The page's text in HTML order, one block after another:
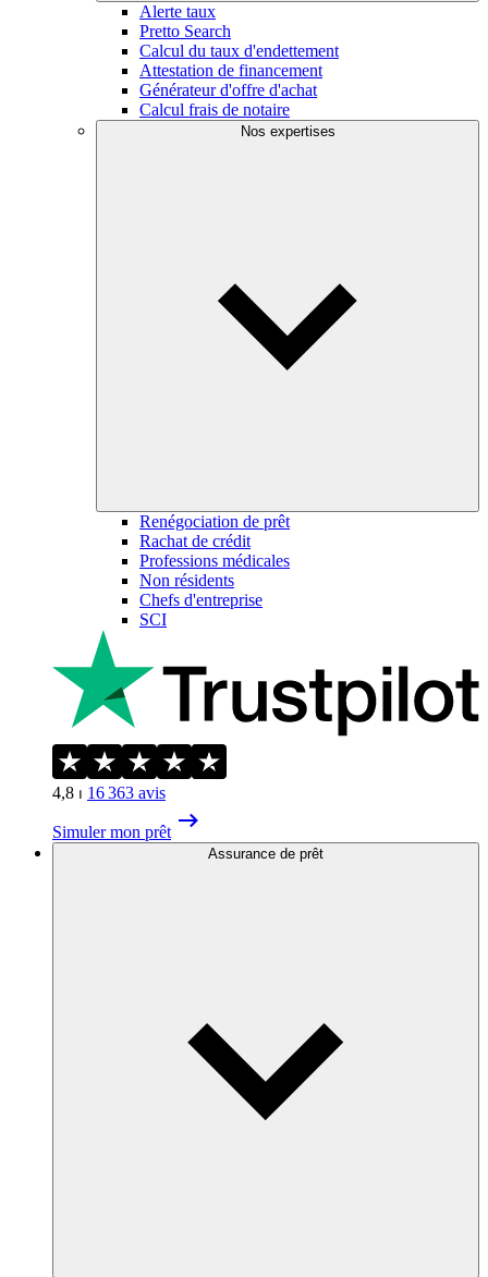
Alerte taux
Pretto Search
Calcul du taux d'endettement
Attestation de financement
Générateur d'offre d'achat
Calcul frais de notaire
Nos expertises
Renégociation de prêt
Rachat de crédit
Professions médicales
Non résidents
Chefs d'entreprise
SCI
4,8 ⏐ 16 363 avis
Simuler mon prêt
Assurance de prêt